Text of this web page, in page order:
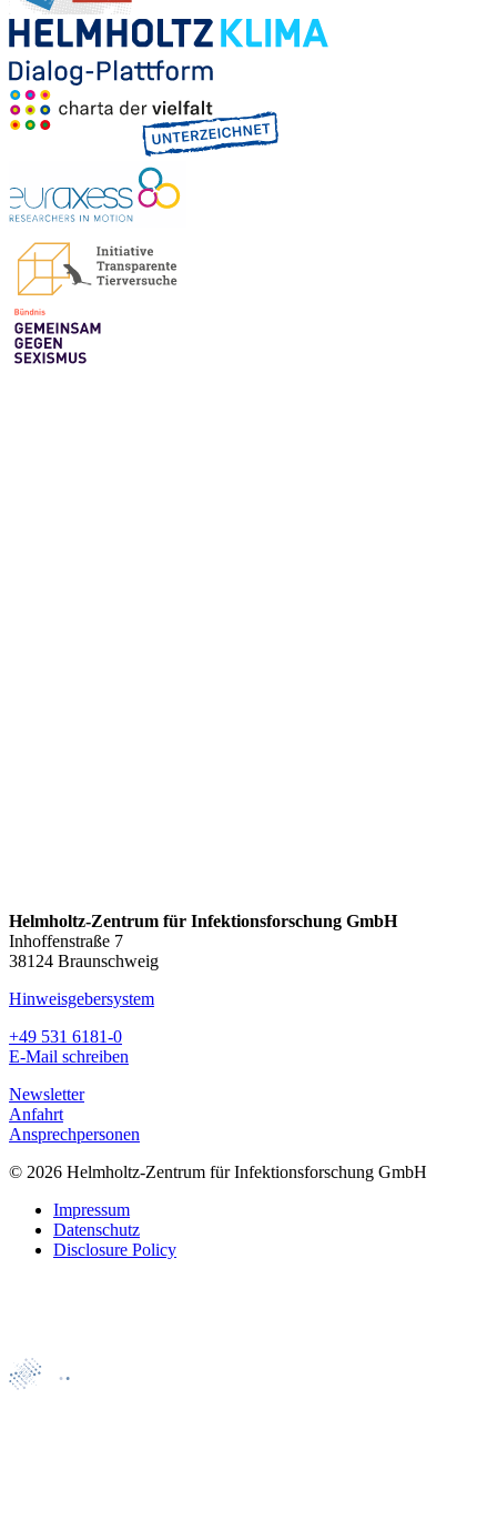
Helmholtz-Zentrum für Infektionsforschung GmbH
Inhoffenstraße 7
38124 Braunschweig
Hinweisgebersystem
+49 531 6181-0
E-Mail schreiben
Newsletter
Anfahrt
Ansprechpersonen
© 2026 Helmholtz-Zentrum für Infektionsforschung GmbH
Impressum
Datenschutz
Disclosure Policy